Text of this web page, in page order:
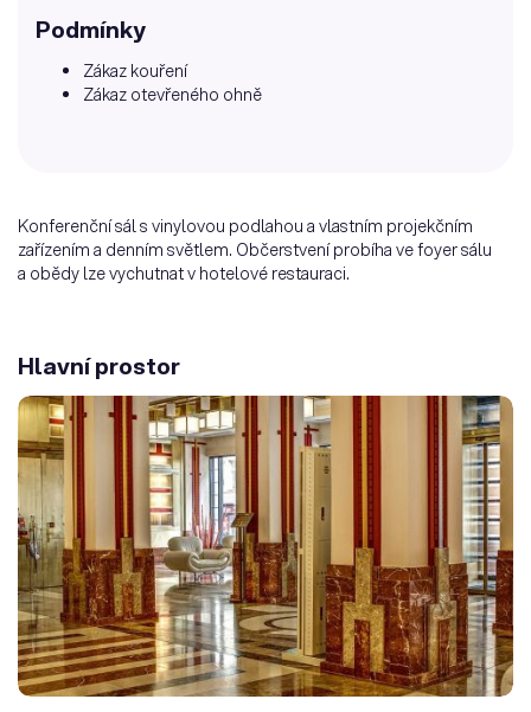
Podmínky
Zákaz kouření
Zákaz otevřeného ohně
Konferenční sál s vinylovou podlahou a vlastním projekčním
zařízením a denním světlem. Občerstvení probíha ve foyer sálu
a obědy lze vychutnat v hotelové restauraci.
Hlavní prostor